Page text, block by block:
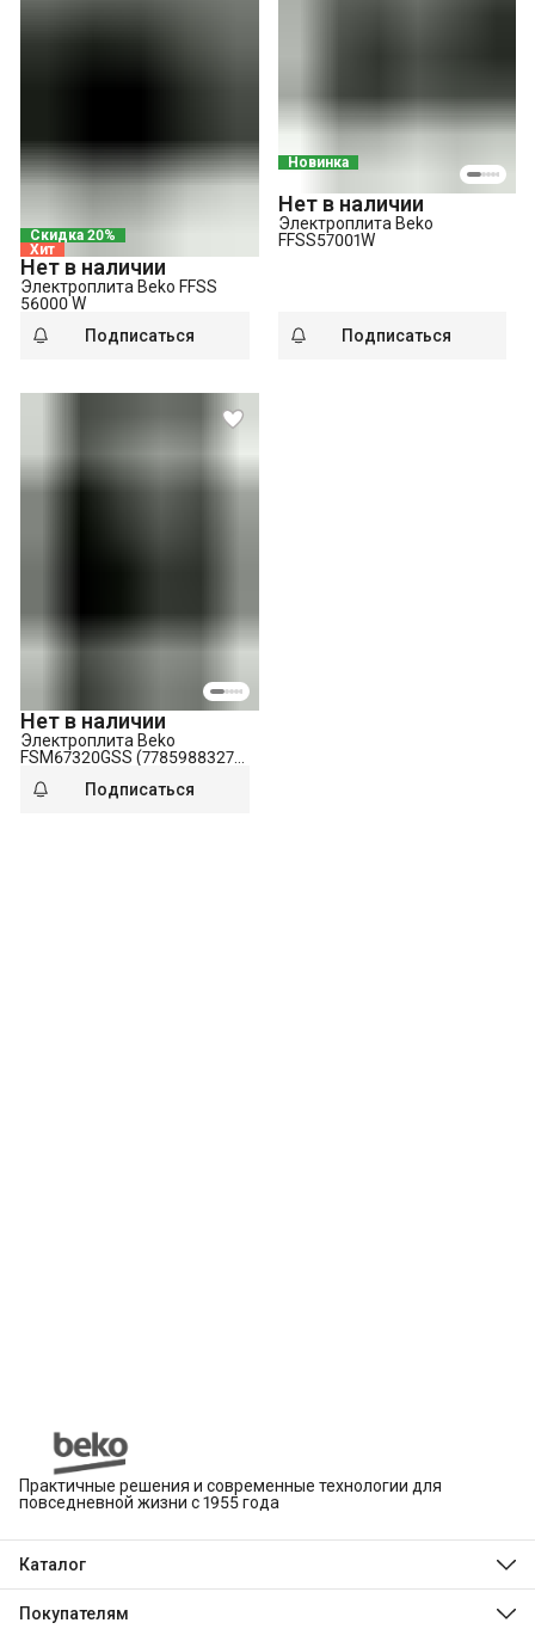
Скидка 20%
Хит
Нет в наличии
Электроплита Beko FFSS
56000 W
Подписаться
Новинка
Нет в наличии
Электроплита Beko
FFSS57001W
Подписаться
Нет в наличии
Электроплита Beko
FSM67320GSS (7785988327)
Подписаться
Практичные решения и современные технологии для
повседневной жизни с 1955 года
Каталог
Hotpoint
Покупателям